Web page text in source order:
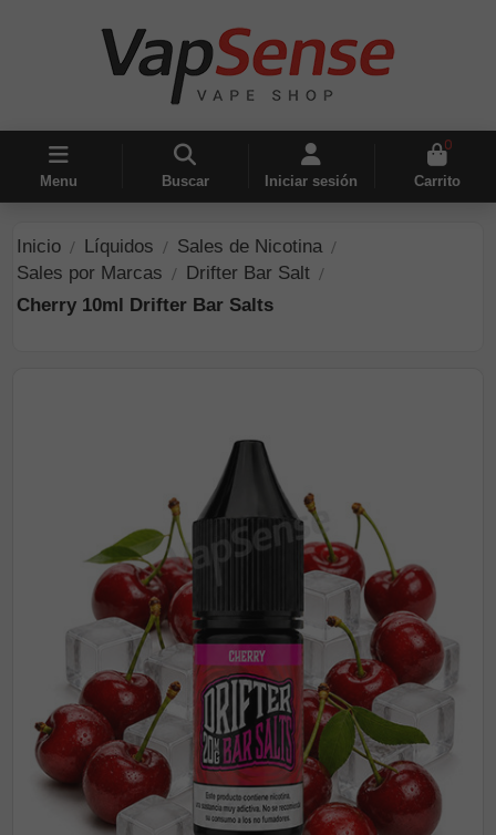
Menu Buscar Iniciar sesión
0
Carrito
Inicio Líquidos
Sales de Nicotina
Sales por Marcas
Drifter Bar Salt
Cherry 10ml Drifter Bar Salts